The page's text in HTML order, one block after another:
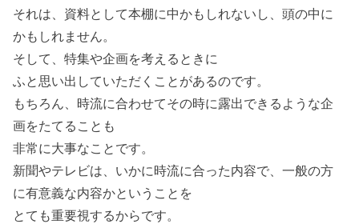
それは、資料として本棚に中かもしれないし、頭の中に
かもしれません。
そして、特集や企画を考えるときに
ふと思い出していただくことがあるのです。
もちろん、時流に合わせてその時に露出できるような企
画をたてることも
非常に大事なことです。
新聞やテレビは、いかに時流に合った内容で、一般の方
に有意義な内容かということを
とても重要視するからです。